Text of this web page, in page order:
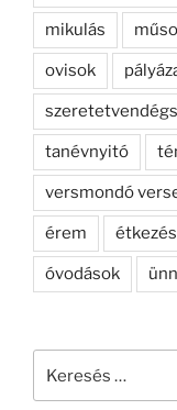
mikulás
ovisok
tanévnyitó
versmondó
érem étkezés
óvodások